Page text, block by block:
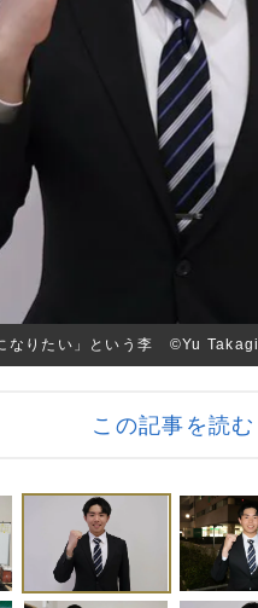
なりたい」という李 ©Yu Takagi
この記事を読む